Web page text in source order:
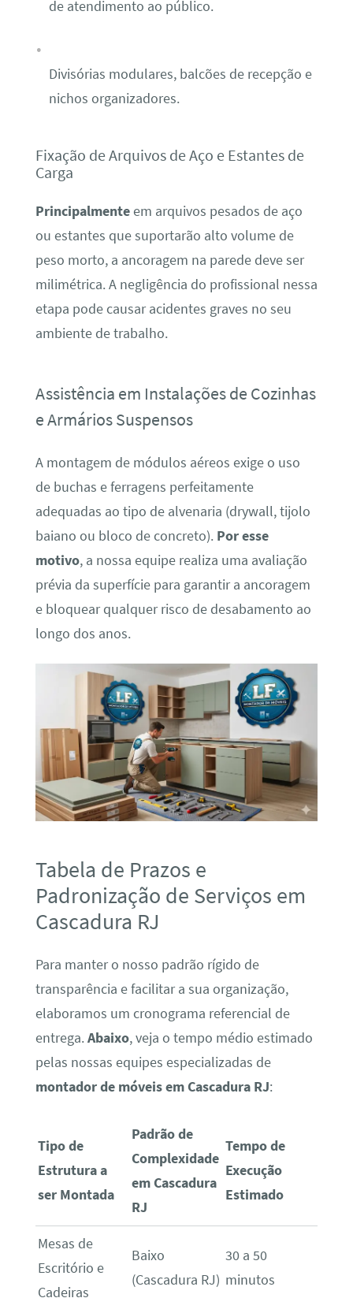
de atendimento ao público.
Divisórias modulares, balcões de recepção e
nichos organizadores.
Fixação de Arquivos de Aço e Estantes de
Carga
Principalmenteem arquivos pesados de aço
ou estantes que suportarão alto volume de
peso morto, a ancoragem na parede deve ser
milimétrica. A negligência do profissional nessa
etapa pode causar acidentes graves no seu
ambiente de trabalho.
Assistência em Instalações de Cozinhas
e Armários Suspensos
A montagem de módulos aéreos exige o uso
de buchas e ferragens perfeitamente
adequadas ao tipo de alvenaria (drywall, tijolo
baiano ou bloco de concreto). Por esse
motivo, a nossa equipe realiza uma avaliação
prévia da superfície para garantir a ancoragem
e bloquear qualquer risco de desabamento ao
longo dos anos.
Tabela de Prazos e
Padronização de Serviços em
Cascadura RJ
Para manter o nosso padrão rígido de
transparência e facilitar a sua organização,
elaboramos um cronograma referencial de
entrega.Abaixo, veja o tempo médio estimado
pelas nossas equipes especializadas de
montador de móveis em Cascadura RJ:
Tipo de
Estrutura a
ser Montada
Padrão de
Complexidade
em Cascadura
RJ
Tempo de
Execução
Estimado
Mesas de
Escritório e
Cadeiras
Baixo
(Cascadura RJ)
30 a 50
minutos